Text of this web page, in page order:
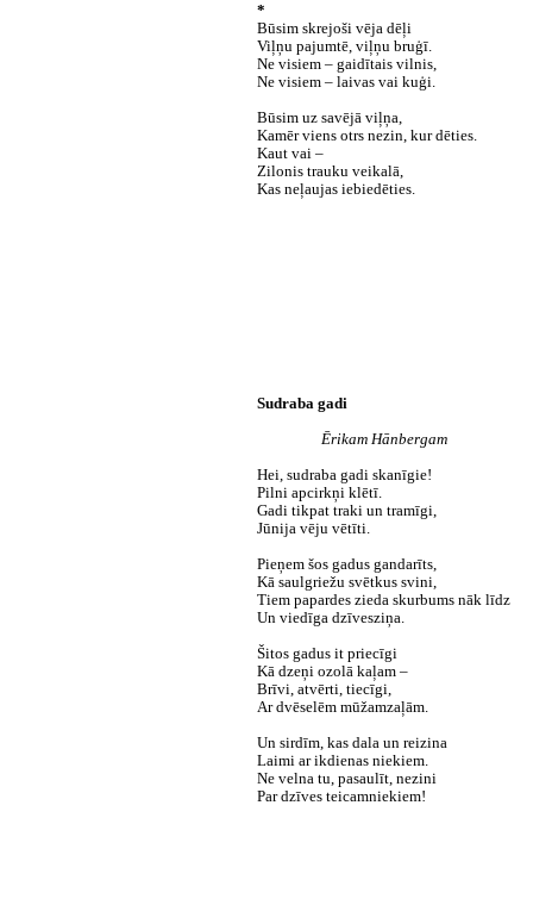
*
Būsim skrejoši vēja dēļi
Viļņu pajumtē, viļņu bruģī.
Ne visiem – gaidītais vilnis,
Ne visiem – laivas vai kuģi.
Būsim uz savējā viļņa,
Kamēr viens otrs nezin, kur dēties.
Kaut vai –
Zilonis trauku veikalā,
Kas neļaujas iebiedēties.
Sudraba gadi
Ērikam Hānbergam
Hei, sudraba gadi skanīgie!
Pilni apcirkņi klētī.
Gadi tikpat traki un tramīgi,
Jūnija vēju vētīti.
Pieņem šos gadus gandarīts,
Kā saulgriežu svētkus svini,
Tiem papardes zieda skurbums nāk līdz
Un viedīga dzīvesziņa.
Šitos gadus it priecīgi
Kā dzeņi ozolā kaļam –
Brīvi, atvērti, tiecīgi,
Ar dvēselēm mūžamzaļām.
Un sirdīm, kas dala un reizina
Laimi ar ikdienas niekiem.
Ne velna tu, pasaulīt, nezini
Par dzīves teicamniekiem!